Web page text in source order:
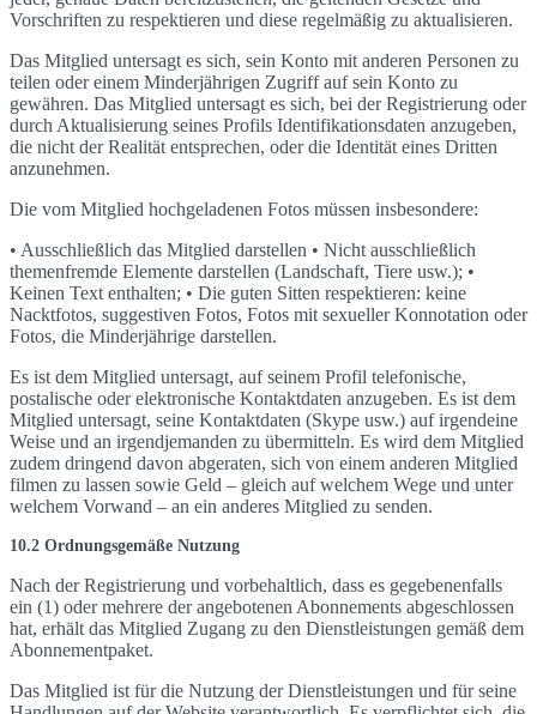
Vorschriften zu respektieren und diese regelmäßig zu aktualisieren.
Das Mitglied untersagt es sich, sein Konto mit anderen Personen zu
teilen oder einem Minderjährigen Zugriff auf sein Konto zu
gewähren. Das Mitglied untersagt es sich, bei der Registrierung oder
durch Aktualisierung seines Profils Identifikationsdaten anzugeben,
die nicht der Realität entsprechen, oder die Identität eines Dritten
anzunehmen.
Die vom Mitglied hochgeladenen Fotos müssen insbesondere:
• Ausschließlich das Mitglied darstellen • Nicht ausschließlich
themenfremde Elemente darstellen (Landschaft, Tiere usw.); •
Keinen Text enthalten; • Die guten Sitten respektieren: keine
Nacktfotos, suggestiven Fotos, Fotos mit sexueller Konnotation oder
Fotos, die Minderjährige darstellen.
Es ist dem Mitglied untersagt, auf seinem Profil telefonische,
postalische oder elektronische Kontaktdaten anzugeben. Es ist dem
Mitglied untersagt, seine Kontaktdaten (Skype usw.) auf irgendeine
Weise und an irgendjemanden zu übermitteln. Es wird dem Mitglied
zudem dringend davon abgeraten, sich von einem anderen Mitglied
filmen zu lassen sowie Geld – gleich auf welchem Wege und unter
welchem Vorwand – an ein anderes Mitglied zu senden.
10.2 Ordnungsgemäße Nutzung
Nach der Registrierung und vorbehaltlich, dass es gegebenenfalls
ein (1) oder mehrere der angebotenen Abonnements abgeschlossen
hat, erhält das Mitglied Zugang zu den Dienstleistungen gemäß dem
Abonnementpaket.
Das Mitglied ist für die Nutzung der Dienstleistungen und für seine